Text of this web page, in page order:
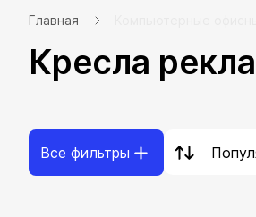
Главная
Кресла
Все фильтры